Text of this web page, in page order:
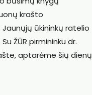
krašto
ūkininkų ratelio
ŽŪR pirmininku dr.
aptarėme šių dienų